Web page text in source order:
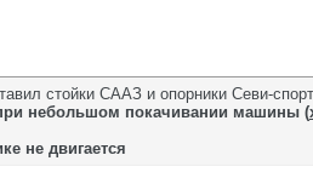
стойки СААЗ и опорники Севи-
небольшом покачивании машины (
не двигается